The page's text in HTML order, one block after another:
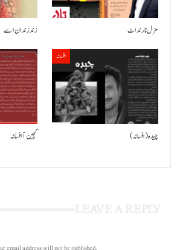
زند زندان اسے مزل نا رند اٹ
گچین آ افسانہ
افسانہ
(چیدہ (افسانہ